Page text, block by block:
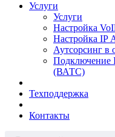
Услуги
Услуги
Настройка
Настройка IP
Аутсорсинг в
Подключение
(ВАТС)
Техподдержка
Контакты